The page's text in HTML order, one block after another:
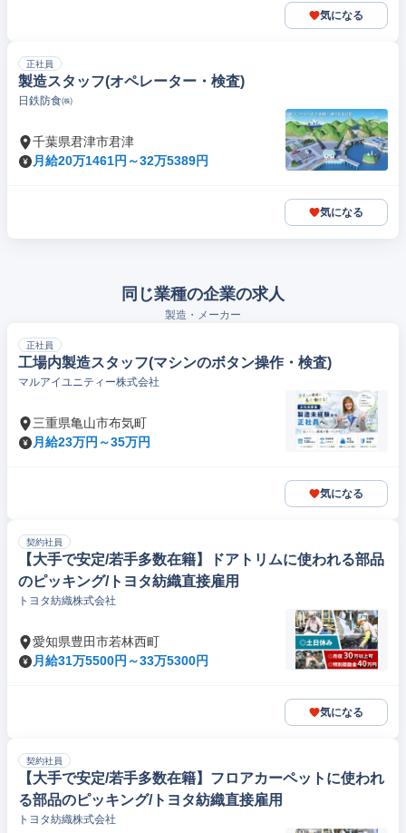
気になる
正社員
製造スタッフ(オペレーター・検査)
日鉄防食㈱
千葉県君津市君津
月給20万1461円～32万5389円
気になる
同じ業種の企業の求人
製造・メーカー
正社員
工場内製造スタッフ(マシンのボタン操作・検査)
マルアイユニティー株式会社
三重県亀山市布気町
月給23万円～35万円
気になる
契約社員
【大手で安定/若手多数在籍】ドアトリムに使われる部品
のピッキング/トヨタ紡織直接雇用
トヨタ紡織株式会社
愛知県豊田市若林西町
月給31万5500円～33万5300円
気になる
契約社員
【大手で安定/若手多数在籍】フロアカーペットに使われ
る部品のピッキング/トヨタ紡織直接雇用
トヨタ紡織株式会社